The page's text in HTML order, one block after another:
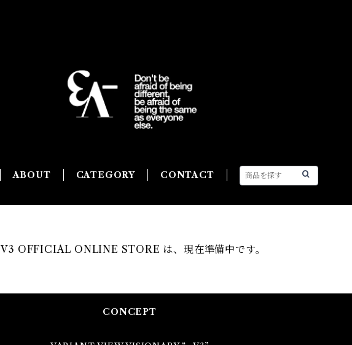
ABOUT CATEGORY CONTACT
_V3 OFFICIAL ONLINE STORE は、現在準備中です。
CONCEPT